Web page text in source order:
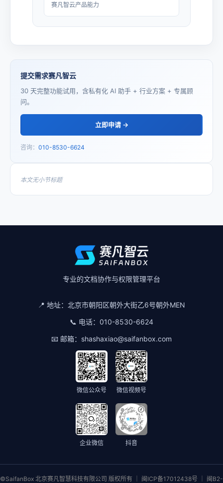
赛凡智云产品能力
提交需求赛凡智云
30 天完整功能试用，含私有化 AI 助手 + 行业方案 + 专属顾
问。
立即申请 →
咨询： 010-8530-6624
本文无小节标题
专业的文档协作与权限管理平台
📍 地址： 北京市朝阳区朝外大街乙6号朝外MEN
📞 电话： 010-8530-6624
📧 邮箱： shashaxiao@saifanbox.com
微信公众号 微信视频号
企业微信 抖音
©SaifanBox 北京赛凡智慧科技有限公司 版权所有 ｜ 闽ICP备17012438号 ｜ 闽B2-